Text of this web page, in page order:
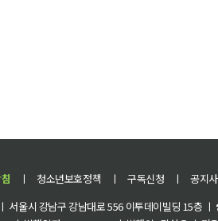
ㅣ 청소년보호정책 ㅣ 구독신청 ㅣ 공지
서울시 강남구 강남대로 556 이투데이빌딩 15층